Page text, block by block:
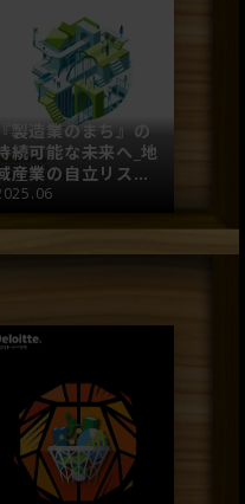
『製造業のまち』の
続可能な未来へ_地
産業の自立リスク
対応して